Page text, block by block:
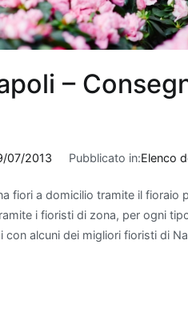
–
07/2013 Pubblicato in:Elenco
fiori a domicilio tramite il
i fioristi di zona, per ogni
con alcuni dei migliori fioristi di
contribuirà a purificare l'aria
salute, ma rappresenterà
piacevole.